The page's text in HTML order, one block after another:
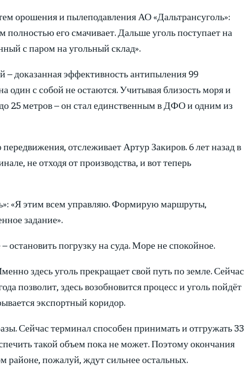
орошения и пылеподавления АО «Дальтрансуголь»:
полностью его смачивает. Дальше уголь поступает на
с паром на угольный склад».
доказанная эффективность антипыления 99
один с собой не остаются. Учитывая близость моря и
25 метров – он стал единственным в ДФО и одним из
передвижения, отслеживает Артур Закиров. 6 лет назад в
не отходя от производства, и вот теперь
«Я этим всем управляю. Формирую маршруты,
задание».
погрузку на суда. Море не спокойное.
здесь уголь прекращает свой путь по земле. Сейчас
позволит, здесь возобновится процесс и уголь пойдёт
экспортный коридор.
Сейчас терминал способен принимать и отгружать 33
такой объем пока не может. Поэтому окончания
пожалуй, ждут сильнее остальных.